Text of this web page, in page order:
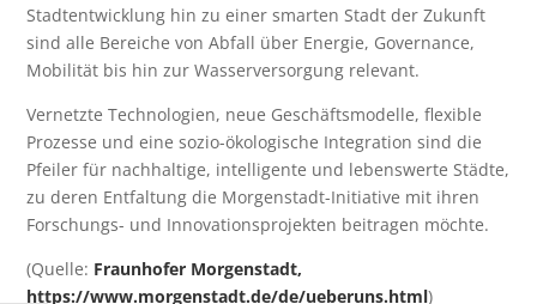
Stadtentwicklung hin zu einer smarten Stadt der Zukunft
sind alle Bereiche von Abfall über Energie, Governance,
Mobilität bis hin zur Wasserversorgung relevant.
Vernetzte Technologien, neue Geschäftsmodelle, flexible
Prozesse und eine sozio-ökologische Integration sind die
Pfeiler für nachhaltige, intelligente und lebenswerte Städte,
zu deren Entfaltung die Morgenstadt-Initiative mit ihren
Forschungs- und Innovationsprojekten beitragen möchte.
(Quelle: Fraunhofer Morgenstadt,
https://www.morgenstadt.de/de/ueberuns.html)